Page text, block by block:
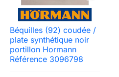
Béquilles (92) coudée /
plate synthétique noir
portillon Hormann
Référence 3096798